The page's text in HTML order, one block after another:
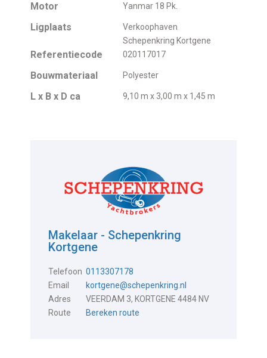
Motor Yanmar 18 Pk.
Ligplaats
Verkoophaven
Schepenkring Kortgene
Referentiecode 020117017
Bouwmateriaal Polyester
L x B x D ca 9,10 m x 3,00 m x 1,45 m
Makelaar - Schepenkring
Kortgene
Telefoon 0113307178
Email
kortgene@schepenkring.nl
Adres
VEERDAM 3, KORTGENE 4484 NV
Route
Bereken route